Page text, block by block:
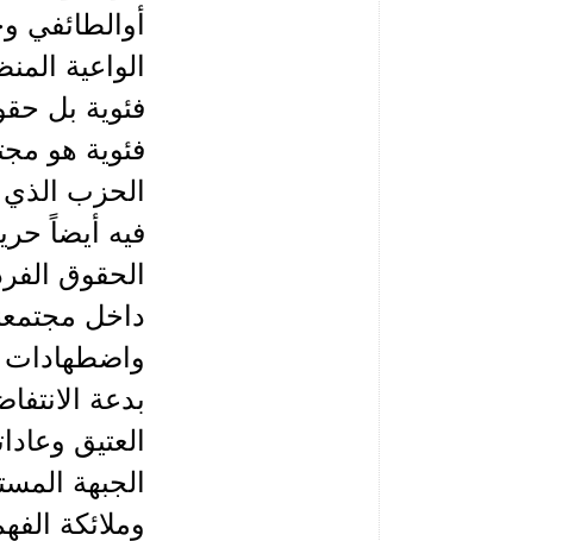
أوالطائفي
الواعية
فئوية بل
فئوية هو
الحزب
فيه أيضاً
الحقوق
داخل
بدعة
العتيق
الجبهة
وملائكة